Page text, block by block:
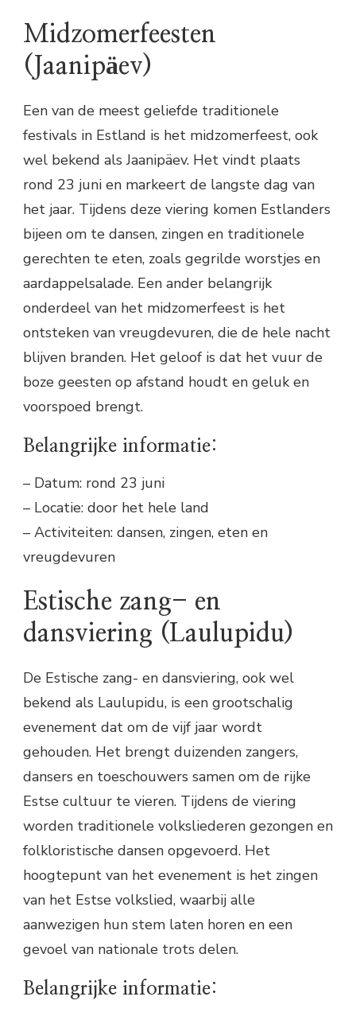
Midzomerfeesten
(Jaanipäev)
Een van de meest geliefde traditionele
festivals in Estland is het midzomerfeest, ook
wel bekend als Jaanipäev. Het vindt plaats
rond 23 juni en markeert de langste dag van
het jaar. Tijdens deze viering komen Estlanders
bijeen om te dansen, zingen en traditionele
gerechten te eten, zoals gegrilde worstjes en
aardappelsalade. Een ander belangrijk
onderdeel van het midzomerfeest is het
ontsteken van vreugdevuren, die de hele nacht
blijven branden. Het geloof is dat het vuur de
boze geesten op afstand houdt en geluk en
voorspoed brengt.
Belangrijke informatie:
– Datum: rond 23 juni
– Locatie: door het hele land
– Activiteiten: dansen, zingen, eten en
vreugdevuren
Estische zang- en
dansviering (Laulupidu)
De Estische zang- en dansviering, ook wel
bekend als Laulupidu, is een grootschalig
evenement dat om de vijf jaar wordt
gehouden. Het brengt duizenden zangers,
dansers en toeschouwers samen om de rijke
Estse cultuur te vieren. Tijdens de viering
worden traditionele volksliederen gezongen en
folkloristische dansen opgevoerd. Het
hoogtepunt van het evenement is het zingen
van het Estse volkslied, waarbij alle
aanwezigen hun stem laten horen en een
gevoel van nationale trots delen.
Belangrijke informatie: